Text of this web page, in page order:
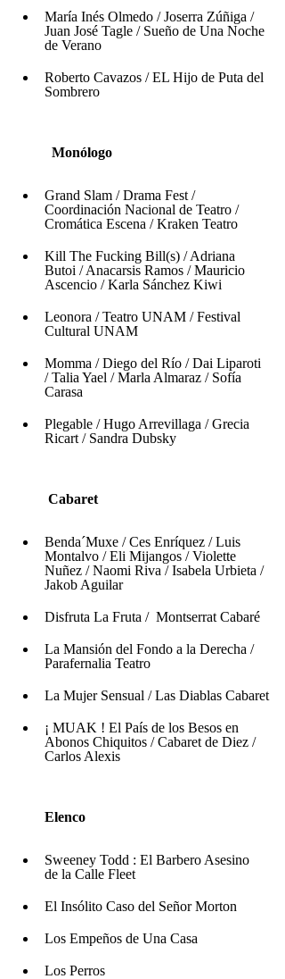
María Inés Olmedo / Joserra Zúñiga /
Juan José Tagle / Sueño de Una Noche
de Verano
Roberto Cavazos / EL Hijo de Puta del
Sombrero
Monólogo
Grand Slam / Drama Fest /
Coordinación Nacional de Teatro /
Cromática Escena / Kraken Teatro
Kill The Fucking Bill(s) / Adriana
Butoi / Anacarsis Ramos / Mauricio
Ascencio / Karla Sánchez Kiwi
Leonora / Teatro UNAM / Festival
Cultural UNAM
Momma / Diego del Río / Dai Liparoti
/ Talia Yael / Marla Almaraz / Sofía
Carasa
Plegable / Hugo Arrevillaga / Grecia
Ricart / Sandra Dubsky
Cabaret
Benda´Muxe / Ces Enríquez / Luis
Montalvo / Eli Mijangos / Violette
Nuñez / Naomi Riva / Isabela Urbieta /
Jakob Aguilar
Disfruta La Fruta /  Montserrat Cabaré
La Mansión del Fondo a la Derecha /
Parafernalia Teatro
La Mujer Sensual / Las Diablas Cabaret
¡ MUAK ! El País de los Besos en
Abonos Chiquitos / Cabaret de Diez /
Carlos Alexis
Elenco
Sweeney Todd : El Barbero Asesino
de la Calle Fleet
El Insólito Caso del Señor Morton
Los Empeños de Una Casa
Los Perros